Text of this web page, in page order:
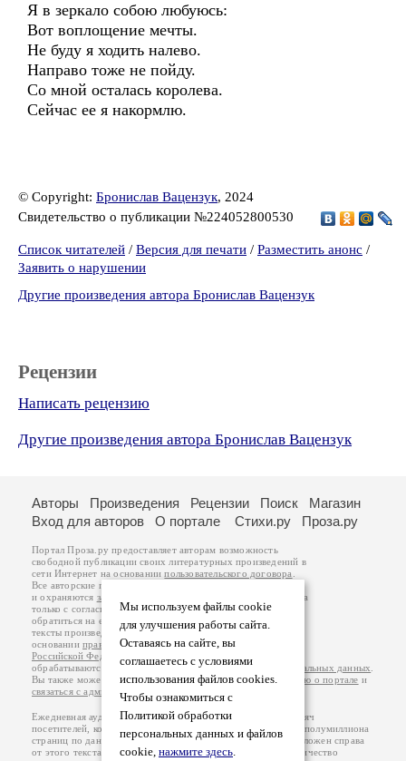
Я в зеркало собою любуюсь:
Вот воплощение мечты.
Не буду я ходить налево.
Направо тоже не пойду.
Со мной осталась королева.
Сейчас ее я накормлю.
© Copyright: Бронислав Вацензук, 2024
Свидетельство о публикации №224052800530
Список читателей / Версия для печати / Разместить анонс /
Заявить о нарушении
Другие произведения автора Бронислав Вацензук
Рецензии
Написать рецензию
Другие произведения автора Бронислав Вацензук
Мы используем файлы cookie
для улучшения работы сайта.
Оставаясь на сайте, вы
соглашаетесь с условиями
использования файлов cookies.
Чтобы ознакомиться с
Политикой обработки
персональных данных и файлов
cookie, нажмите здесь.
Авторы Произведения Рецензии Поиск
Магазин
Вход для авторов
О портале Стихи.ру Проза.ру
Портал Проза.ру предоставляет авторам возможность
свободной публикации своих литературных произведений в
сети Интернет на основаниипользовательского договора
Все авторские права на произведения принадлежат авторам
и охраняются законом
. Перепечатка произведений возможна
только с согласия его автора, к которому вы можете
обратиться на его авторской странице. Ответственность за
тексты произведений авторы несут самостоятельно на
основанииправил публикацииизаконодательства
Российской Федерации
обрабатываются на основанииПолитики обработки персональных данных
Вы также можете посмотреть более подробнуюинформацию о портале и
связаться с администрацией
Ежедневная аудитория портала Проза.ру – порядка 100 тысяч
посетителей, которые в общей сумме просматривают более полумиллиона
страниц по данным счетчика посещаемости, который расположен справа
от этого текста. В каждой графе указано по две цифры: количество